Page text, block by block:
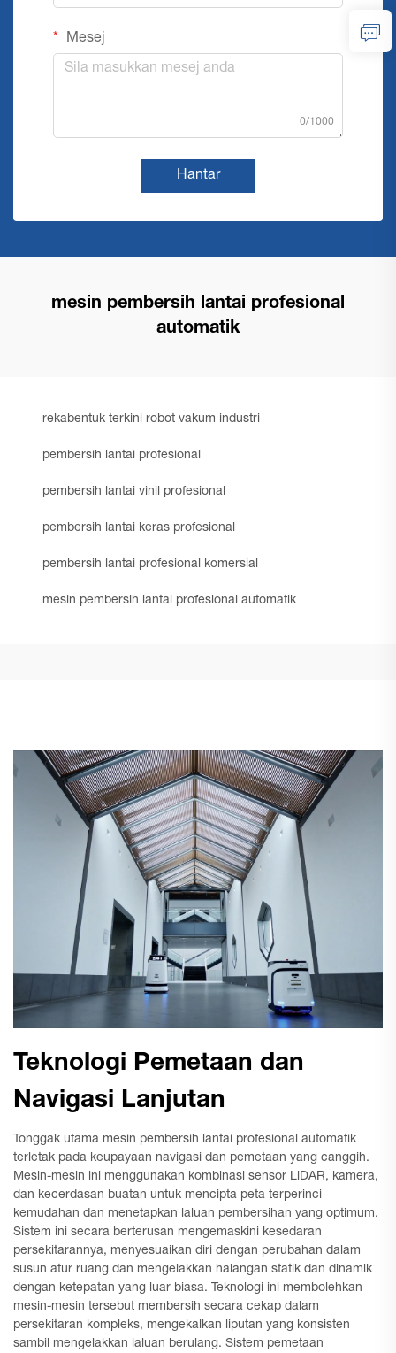
Mesej
0/1000
Hantar
mesin pembersih lantai profesional
automatik
rekabentuk terkini robot vakum industri
pembersih lantai profesional
pembersih lantai vinil profesional
pembersih lantai keras profesional
pembersih lantai profesional komersial
mesin pembersih lantai profesional automatik
Teknologi Pemetaan dan
Navigasi Lanjutan
Tonggak utama mesin pembersih lantai profesional automatik
terletak pada keupayaan navigasi dan pemetaan yang canggih.
Mesin-mesin ini menggunakan kombinasi sensor LiDAR, kamera,
dan kecerdasan buatan untuk mencipta peta terperinci
kemudahan dan menetapkan laluan pembersihan yang optimum.
Sistem ini secara berterusan mengemaskini kesedaran
persekitarannya, menyesuaikan diri dengan perubahan dalam
susun atur ruang dan mengelakkan halangan statik dan dinamik
dengan ketepatan yang luar biasa. Teknologi ini membolehkan
mesin-mesin tersebut membersih secara cekap dalam
persekitaran kompleks, mengekalkan liputan yang konsisten
sambil mengelakkan laluan berulang. Sistem pemetaan